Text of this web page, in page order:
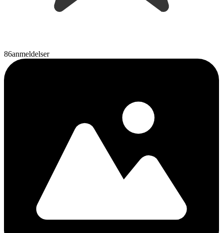
86anmeldelser